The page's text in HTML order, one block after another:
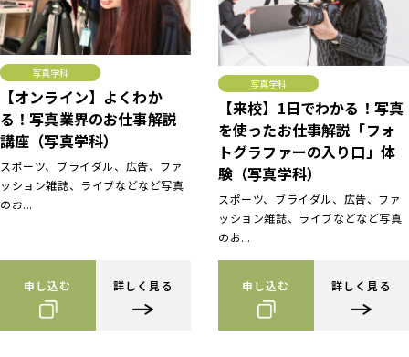
写真学科
【オンライン】よくわか
る！写真業界のお仕事解説
講座（写真学科）
スポーツ、ブライダル、広告、ファ
ッション雑誌、ライブなどなど写真
のお...
申し込む 詳しく見る
写真学科
【来校】1日でわかる！写真
を使ったお仕事解説「フォ
トグラファーの入り口」体
験（写真学科）
スポーツ、ブライダル、広告、ファ
ッション雑誌、ライブなどなど写真
のお...
申し込む 詳しく見る